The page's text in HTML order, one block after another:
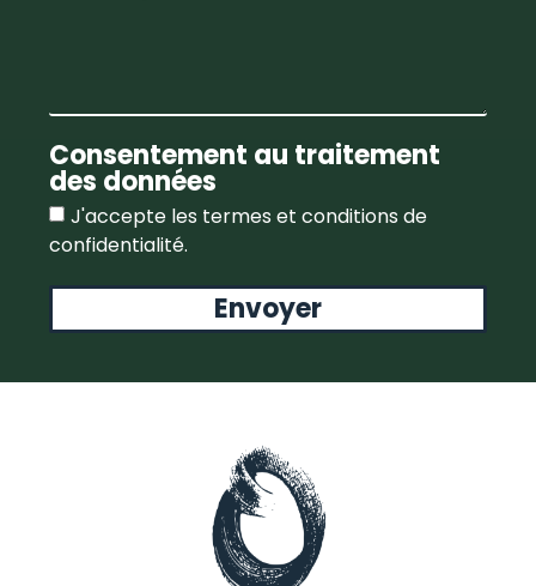
Consentement au traitement
des données
J'accepte les termes et conditions de
confidentialité.
Envoyer